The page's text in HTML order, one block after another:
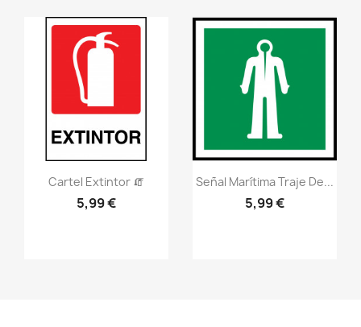
visibilityVistazo rápido
Cartel Extintor 🧯
5,99 €
visibility Vistazo rápido
Señal Marítima Traje De...
5,99 €